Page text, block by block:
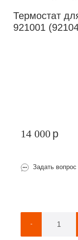
Термостат
921001
14 000 p
Задать
-